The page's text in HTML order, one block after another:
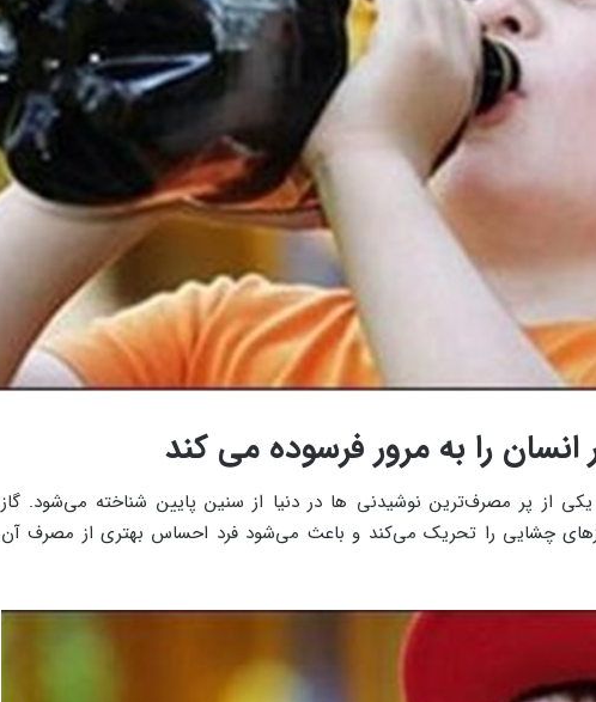
انسان را به مرور فرسوده می کند
یکی از پر مصرف‌ترین نوشیدنی ها در دنیا از سنین پایین شناخته می‌شود. گاز
چشایی را تحریک می‌کند و باعث می‌شود فرد احساس بهتری از مصرف آن